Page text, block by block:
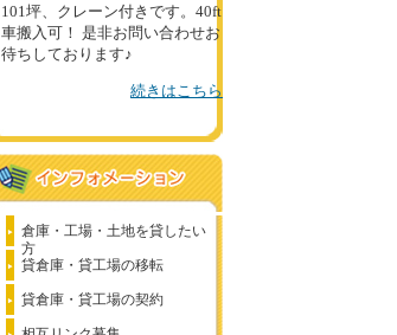
101坪、クレーン付きです。40ft
車搬入可！ 是非お問い合わせお
待ちしております♪
続きはこちら
倉庫・工場・土地を貸したい
方
貸倉庫・貸工場の移転
貸倉庫・貸工場の契約